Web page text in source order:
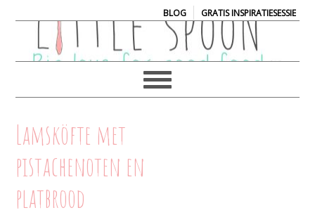
BLOG| GRATIS INSPIRATIESESSIE
Lamsköfte met
pistachenoten en
platbrood